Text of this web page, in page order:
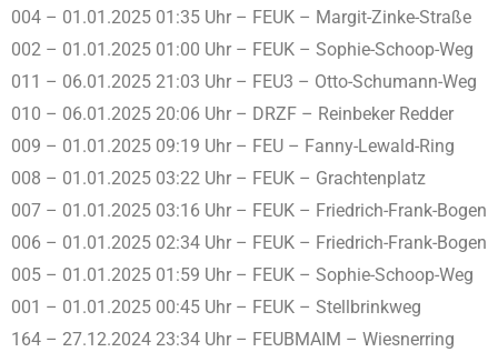
004 – 01.01.2025 01:35 Uhr – FEUK – Margit-Zinke-Straße
002 – 01.01.2025 01:00 Uhr – FEUK – Sophie-Schoop-Weg
011 – 06.01.2025 21:03 Uhr – FEU3 – Otto-Schumann-Weg
010 – 06.01.2025 20:06 Uhr – DRZF – Reinbeker Redder
009 – 01.01.2025 09:19 Uhr – FEU – Fanny-Lewald-Ring
008 – 01.01.2025 03:22 Uhr – FEUK – Grachtenplatz
007 – 01.01.2025 03:16 Uhr – FEUK – Friedrich-Frank-Bogen
006 – 01.01.2025 02:34 Uhr – FEUK – Friedrich-Frank-Bogen
005 – 01.01.2025 01:59 Uhr – FEUK – Sophie-Schoop-Weg
001 – 01.01.2025 00:45 Uhr – FEUK – Stellbrinkweg
164 – 27.12.2024 23:34 Uhr – FEUBMAIM – Wiesnerring